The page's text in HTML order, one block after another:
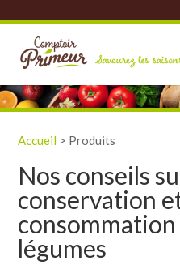
Accueil > Produits
Nos conseils
conservation
légumes